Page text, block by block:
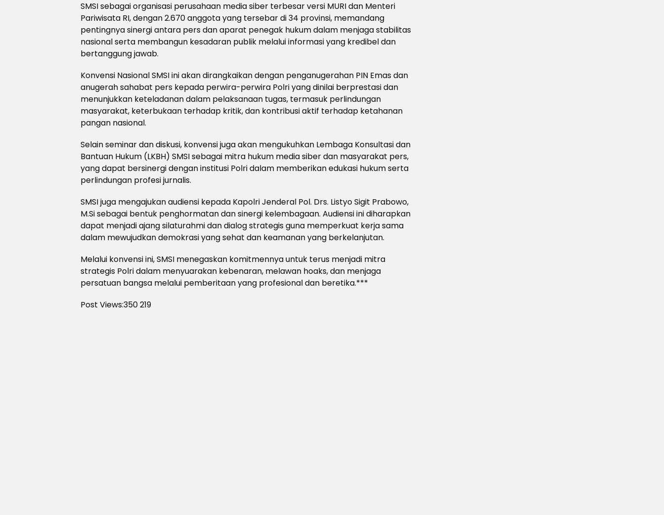
SMSI sebagai organisasi perusahaan media siber terbesar versi MURI dan Menteri
Pariwisata RI, dengan 2.670 anggota yang tersebar di 34 provinsi, memandang
pentingnya sinergi antara pers dan aparat penegak hukum dalam menjaga stabilitas
nasional serta membangun kesadaran publik melalui informasi yang kredibel dan
bertanggung jawab.
Konvensi Nasional SMSI ini akan dirangkaikan dengan penganugerahan PIN Emas dan
anugerah sahabat pers kepada perwira-perwira Polri yang dinilai berprestasi dan
menunjukkan keteladanan dalam pelaksanaan tugas, termasuk perlindungan
masyarakat, keterbukaan terhadap kritik, dan kontribusi aktif terhadap ketahanan
pangan nasional.
Selain seminar dan diskusi, konvensi juga akan mengukuhkan Lembaga Konsultasi dan
Bantuan Hukum (LKBH) SMSI sebagai mitra hukum media siber dan masyarakat pers,
yang dapat bersinergi dengan institusi Polri dalam memberikan edukasi hukum serta
perlindungan profesi jurnalis.
SMSI juga mengajukan audiensi kepada Kapolri Jenderal Pol. Drs. Listyo Sigit Prabowo,
M.Si sebagai bentuk penghormatan dan sinergi kelembagaan. Audiensi ini diharapkan
dapat menjadi ajang silaturahmi dan dialog strategis guna memperkuat kerja sama
dalam mewujudkan demokrasi yang sehat dan keamanan yang berkelanjutan.
Melalui konvensi ini, SMSI menegaskan komitmennya untuk terus menjadi mitra
strategis Polri dalam menyuarakan kebenaran, melawan hoaks, dan menjaga
persatuan bangsa melalui pemberitaan yang profesional dan beretika.***
Post Views:350219